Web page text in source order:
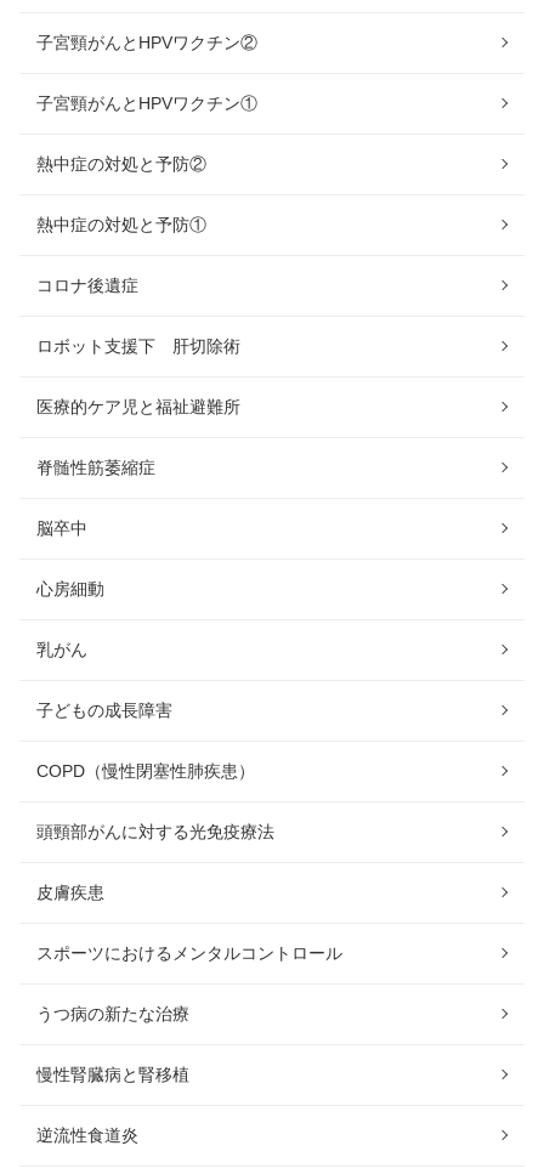
子宮頸がんとHPVワクチン②
子宮頸がんとHPVワクチン①
熱中症の対処と予防②
熱中症の対処と予防①
コロナ後遺症
ロボット支援下 肝切除術
医療的ケア児と福祉避難所
脊髄性筋萎縮症
脳卒中
心房細動
乳がん
子どもの成長障害
COPD（慢性閉塞性肺疾患）
頭頸部がんに対する光免疫療法
皮膚疾患
スポーツにおけるメンタルコントロール
うつ病の新たな治療
慢性腎臓病と腎移植
逆流性食道炎